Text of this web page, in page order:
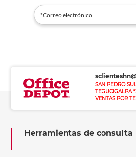
SAN PEDRO
TEGUCIGALPA
VENTAS POR
Herramientas de consulta